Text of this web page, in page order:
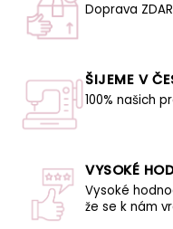
Doprava
ŠIJEME V
100% našich
VYSOKÉ
Vysoké
že se k nám